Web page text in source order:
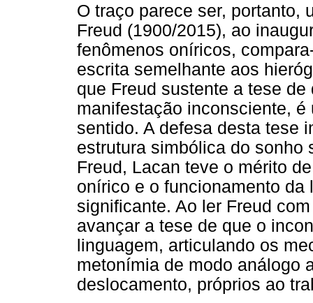
O traço parece ser, portanto,
Freud (1900/2015), ao
fenômenos oníricos,
escrita semelhante aos
que Freud sustente a tese
manifestação inconsciente,
sentido. A defesa desta tese
estrutura simbólica do sonho
Freud, Lacan teve o mérito
onírico e o funcionamento
significante. Ao ler Freud
avançar a tese de que o
linguagem, articulando os
metonímia de modo análogo
deslocamento, próprios ao